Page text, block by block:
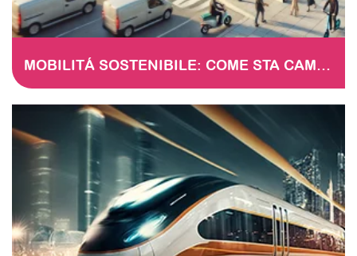
MOBILITÁ SOSTENIBILE: COME STA CAMBIANDO IL PANORAMA EUROPEO